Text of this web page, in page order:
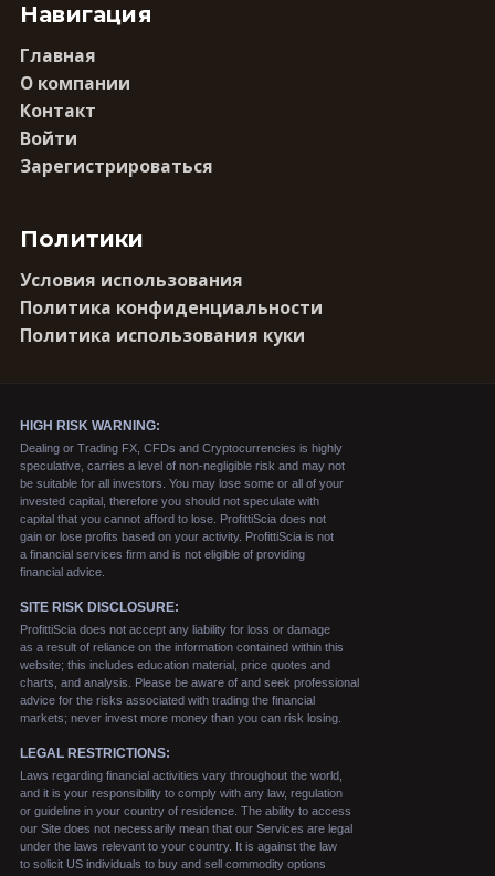
Навигация
Главная
О компании
Контакт
Войти
Зарегистрироваться
Политики
Условия использования
Политика конфиденциальности
Политика использования куки